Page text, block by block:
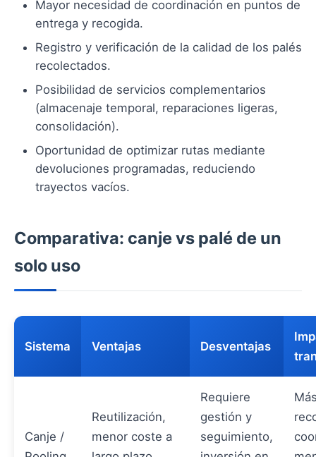
Mayor necesidad de coordinación en puntos de
entrega y recogida.
Registro y verificación de la calidad de los palés
recolectados.
Posibilidad de servicios complementarios
(almacenaje temporal, reparaciones ligeras,
consolidación).
Oportunidad de optimizar rutas mediante
devoluciones programadas, reduciendo
trayectos vacíos.
Comparativa: canje vs palé de un
solo uso
Sistema Ventajas Desventajas
Canje /
Reutilización,
menor coste a
Requiere
gestión y
seguimiento,